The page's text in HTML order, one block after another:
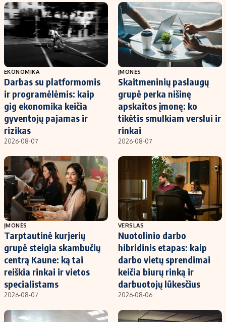
EKONOMIKA
Darbas su platformomis
ir programėlėmis: kaip
gig ekonomika keičia
gyventojų pajamas ir
rizikas
2026-08-07
ĮMONĖS
Skaitmeninių paslaugų
grupė perka nišinę
apskaitos įmonę: ko
tikėtis smulkiam verslui ir
rinkai
2026-08-07
ĮMONĖS
Tarptautinė kurjerių
grupė steigia skambučių
centrą Kaune: ką tai
reiškia rinkai ir vietos
specialistams
2026-08-07
VERSLAS
Nuotolinio darbo
hibridinis etapas: kaip
darbo vietų sprendimai
keičia biurų rinką ir
darbuotojų lūkesčius
2026-08-06